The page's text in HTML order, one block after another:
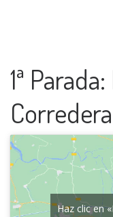
1ª
Corredera
Haz clic en